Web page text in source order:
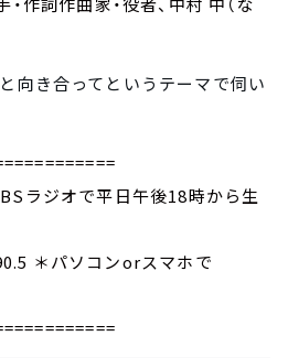
向き合ってというテーマで伺い
ラジオで平日午後18時から生
＊パソコンorスマホで